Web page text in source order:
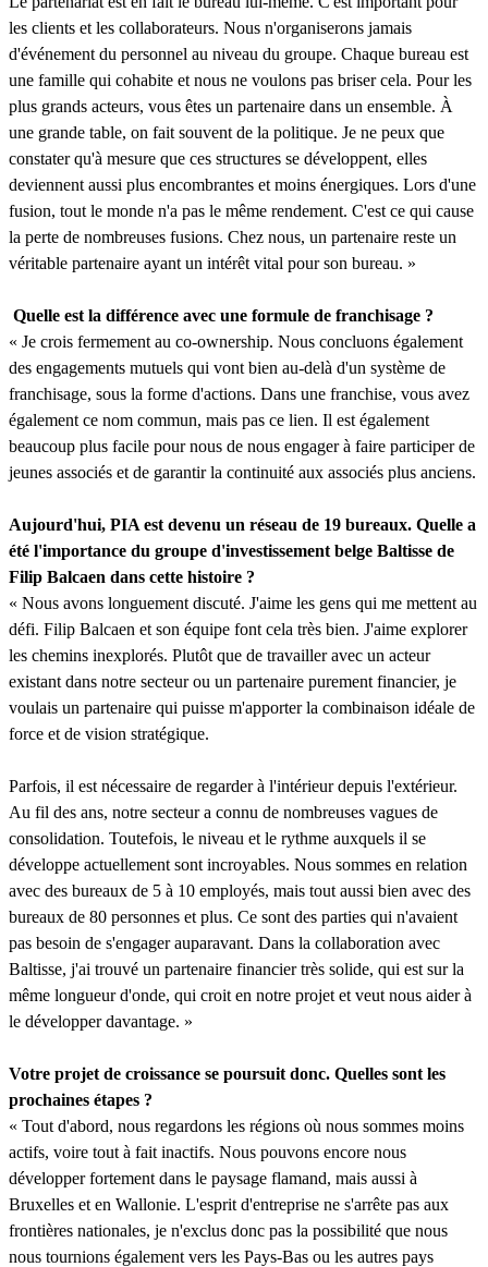
les clients et les collaborateurs. Nous n'organiserons jamais
d'événement du personnel au niveau du groupe. Chaque bureau est
une famille qui cohabite et nous ne voulons pas briser cela. Pour les
plus grands acteurs, vous êtes un partenaire dans un ensemble. À
une grande table, on fait souvent de la politique. Je ne peux que
constater qu'à mesure que ces structures se développent, elles
deviennent aussi plus encombrantes et moins énergiques. Lors d'une
fusion, tout le monde n'a pas le même rendement. C'est ce qui cause
la perte de nombreuses fusions. Chez nous, un partenaire reste un
véritable partenaire ayant un intérêt vital pour son bureau. »
Quelle est la différence avec une formule de franchisage ?
« Je crois fermement au co-ownership. Nous concluons également
des engagements mutuels qui vont bien au-delà d'un système de
franchisage, sous la forme d'actions. Dans une franchise, vous avez
également ce nom commun, mais pas ce lien. Il est également
beaucoup plus facile pour nous de nous engager à faire participer de
jeunes associés et de garantir la continuité aux associés plus anciens.
Aujourd'hui, PIA est devenu un réseau de 19 bureaux. Quelle a
été l'importance du groupe d'investissement belge Baltisse de
Filip Balcaen dans cette histoire ?
« Nous avons longuement discuté. J'aime les gens qui me mettent au
défi. Filip Balcaen et son équipe font cela très bien. J'aime explorer
les chemins inexplorés. Plutôt que de travailler avec un acteur
existant dans notre secteur ou un partenaire purement financier, je
voulais un partenaire qui puisse m'apporter la combinaison idéale de
force et de vision stratégique.
Parfois, il est nécessaire de regarder à l'intérieur depuis l'extérieur.
Au fil des ans, notre secteur a connu de nombreuses vagues de
consolidation. Toutefois, le niveau et le rythme auxquels il se
développe actuellement sont incroyables. Nous sommes en relation
avec des bureaux de 5 à 10 employés, mais tout aussi bien avec des
bureaux de 80 personnes et plus. Ce sont des parties qui n'avaient
pas besoin de s'engager auparavant. Dans la collaboration avec
Baltisse, j'ai trouvé un partenaire financier très solide, qui est sur la
même longueur d'onde, qui croit en notre projet et veut nous aider à
le développer davantage. »
Votre projet de croissance se poursuit donc. Quelles sont les
prochaines étapes ?
« Tout d'abord, nous regardons les régions où nous sommes moins
actifs, voire tout à fait inactifs. Nous pouvons encore nous
développer fortement dans le paysage flamand, mais aussi à
Bruxelles et en Wallonie. L'esprit d'entreprise ne s'arrête pas aux
frontières nationales, je n'exclus donc pas la possibilité que nous
nous tournions également vers les Pays-Bas ou les autres pays